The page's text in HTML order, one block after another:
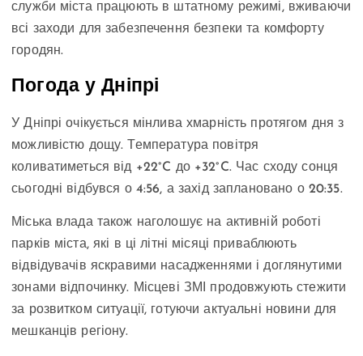
служби міста працюють в штатному режимі, вживаючи
всі заходи для забезпечення безпеки та комфорту
городян.
Погода у Дніпрі
У Дніпрі очікується мінлива хмарність протягом дня з
можливістю дощу. Температура повітря
коливатиметься від +22°C до +32°C. Час сходу сонця
сьогодні відбувся о 4:56, а захід заплановано о 20:35.
Міська влада також наголошує на активній роботі
парків міста, які в ці літні місяці приваблюють
відвідувачів яскравими насадженнями і доглянутими
зонами відпочинку. Місцеві ЗМІ продовжують стежити
за розвитком ситуації, готуючи актуальні новини для
мешканців регіону.